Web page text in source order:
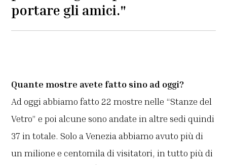
portare gli amici."
Quante mostre avete fatto sino ad oggi?
Ad oggi abbiamo fatto 22 mostre nelle “Stanze del
Vetro” e poi alcune sono andate in altre sedi quindi
37 in totale. Solo a Venezia abbiamo avuto più di
un milione e centomila di visitatori, in tutto più di